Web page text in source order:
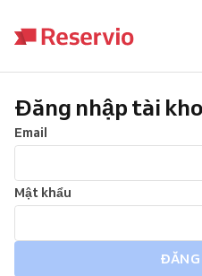
Đăng nhập tài
Email
Mật khẩu
ĐĂNG